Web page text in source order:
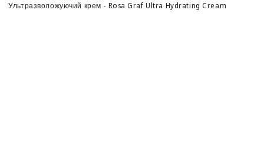
Ультразволожуючий крем - Rosa Graf Ultra Hydrating Cream